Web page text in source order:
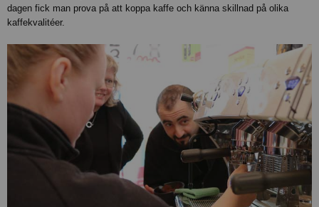
dagen fick man prova på att koppa kaffe och känna skillnad på olika
kaffekvalitéer.